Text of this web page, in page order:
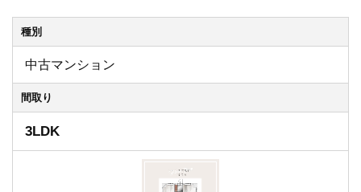
種別
中古マンション
間取り
3LDK